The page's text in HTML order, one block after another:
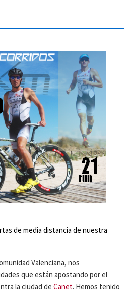
de media distancia de nuestra
Valenciana, nos
que están apostando por el
la ciudad deCanet. Hemos tenido